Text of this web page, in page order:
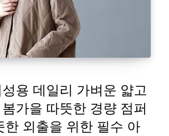
용 데일리 가벼운 얇고
가을 따뜻한 경량 점퍼
한 외출을 위한 필수 아